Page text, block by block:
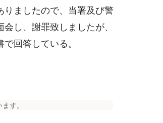
ましたので、当署及び警
し、謝罪致しましたが、
回答している。
す。